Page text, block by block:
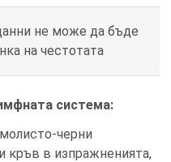
не може да бъде
на честотата
система:
черни
кръв в изпражненията,